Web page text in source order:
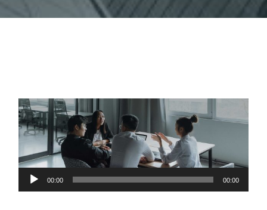
Audio
Player
00:00 00:00